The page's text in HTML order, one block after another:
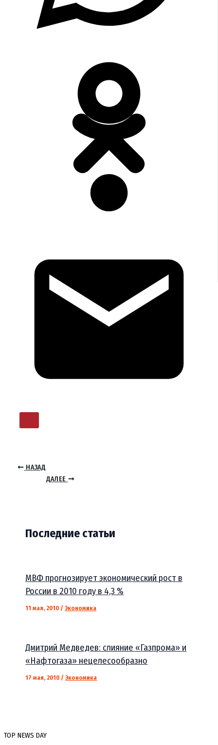
НАЗАД
ДАЛЕЕ
Последние статьи
МВФ прогнозирует экономический рост в
России в 2010 году в 4,3 %
11 мая, 2010 /Экономика
Дмитрий Медведев: слияние «Газпрома» и
«Нафтогаза» нецелесообразно
17 мая, 2010 /Экономика
TOP NEWS DAY